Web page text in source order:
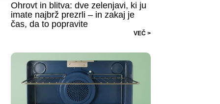
Ohrovt in blitva: dve zelenjavi, ki ju
imate najbrž prezrli – in zakaj je
čas, da to popravite
VEČ >